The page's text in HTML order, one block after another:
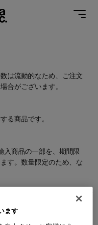
は流動的なため、ご注文
合がございます。
る商品です。
入商品の一部を、期間限
す。数量限定のため、な
ます